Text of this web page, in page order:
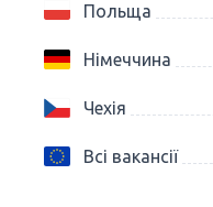
Польща
Німеччина
Чехія
Всі вакансії